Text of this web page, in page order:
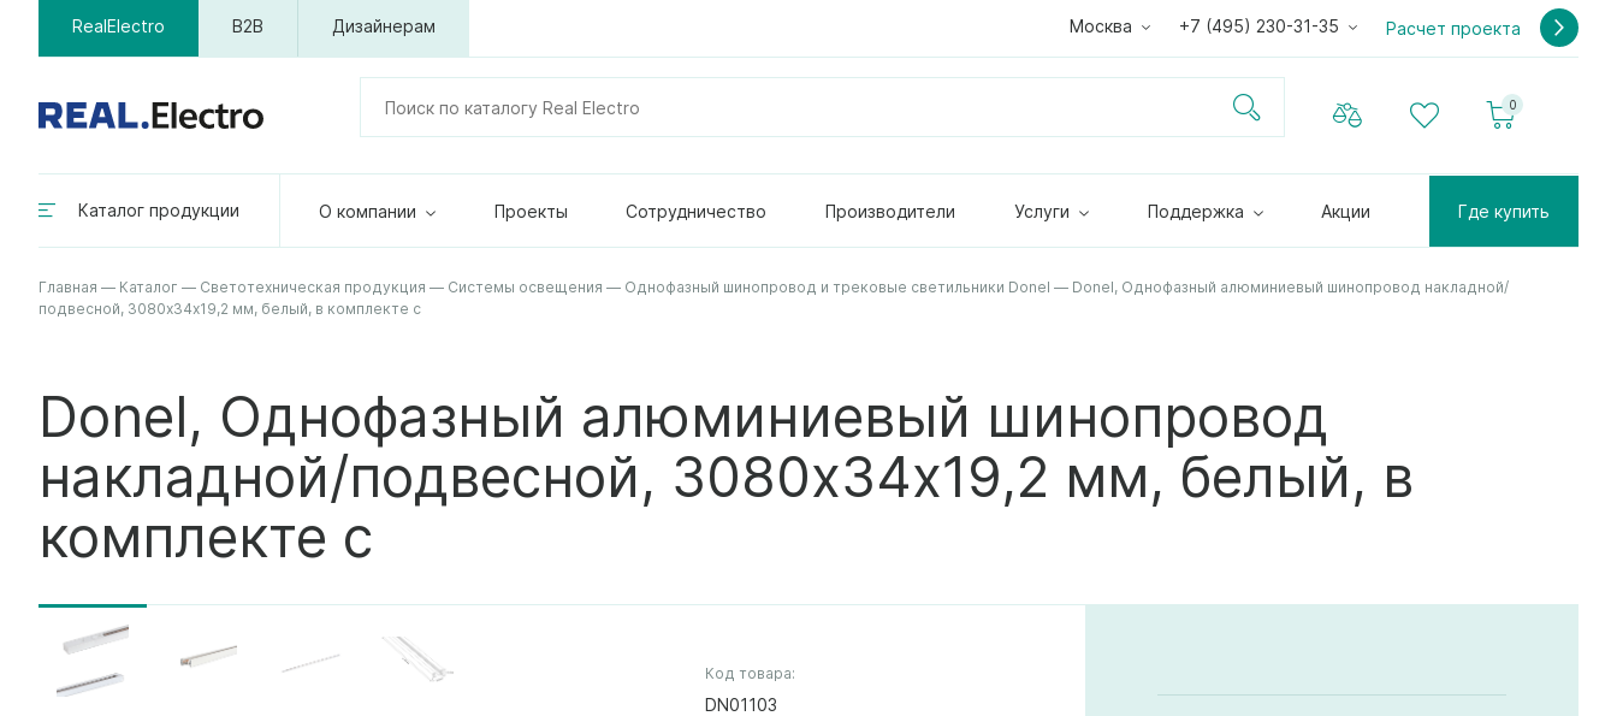
RealElectro B2B Дизайнерам Москва +7 (495) 230-31-35 Расчет проекта
0
Каталог продукции О компании Проекты Сотрудничество Производители Услуги Поддержка Акции Где купить
Главная — Каталог — Светотехническая продукция — Системы освещения — Однофазный шинопровод и трековые светильники Donel — Donel, Однофазный алюминиевый шинопровод накладной/
подвесной, 3080х34х19,2 мм, белый, в комплекте с
Donel, Однофазный алюминиевый шинопровод
накладной/подвесной, 3080х34х19,2 мм, белый, в
комплекте с
Код товара:
DN01103